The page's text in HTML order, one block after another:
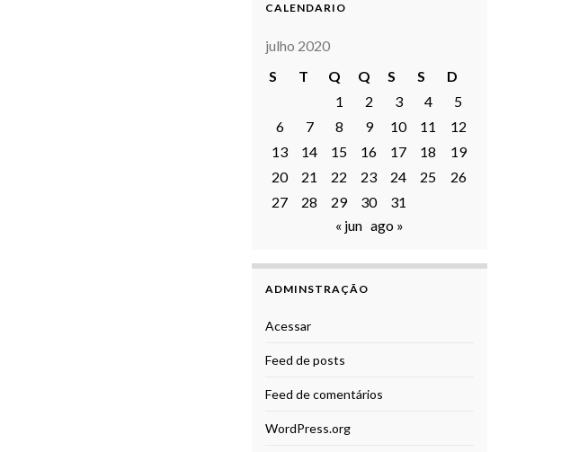
CALENDARIO
julho 2020
S
T Q Q S S
D
1
2 3 4
5
6
7 8 9 10 11
12
13
14 15 16 17 18
19
20
21 22 23 24 25
26
27
28 29 30
31
« jun ago »
ADMINSTRAÇÃO
Acessar
Feed de posts
Feed de comentários
WordPress.org